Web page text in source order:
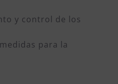
y control de los
para la